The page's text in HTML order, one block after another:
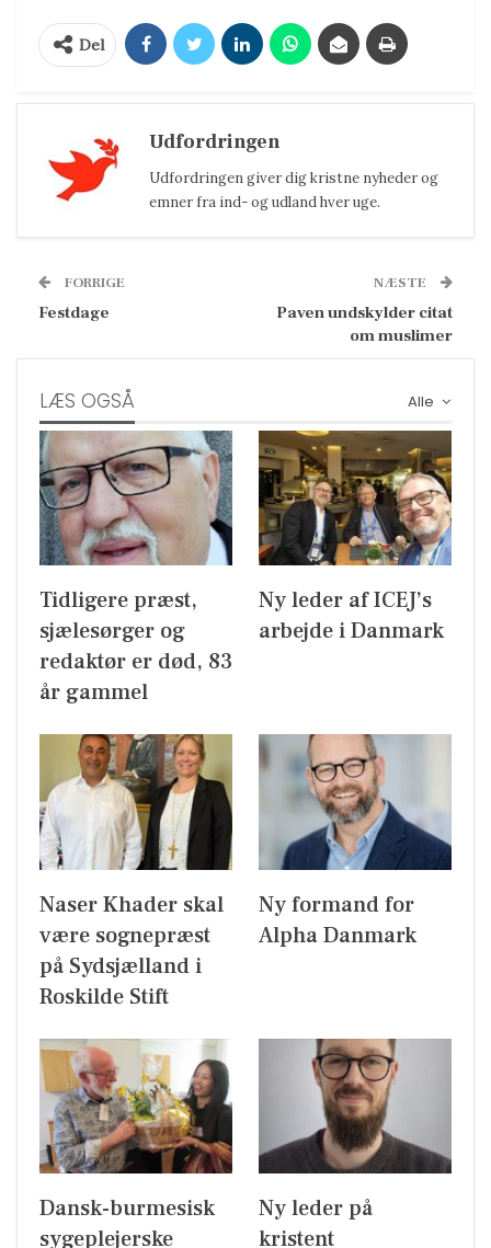
Del
Udfordringen
Udfordringen giver dig kristne nyheder og
emner fra ind- og udland hver uge.
FORRIGE
Festdage
NÆSTE
Paven undskylder citat
om muslimer
Alle
LÆS OGSÅ
Tidligere præst,
sjælesørger og
redaktør er død, 83
år gammel
Ny leder af ICEJ’s
arbejde i Danmark
Naser Khader skal
være sognepræst
på Sydsjælland i
Roskilde Stift
Ny formand for
Alpha Danmark
Dansk-burmesisk
sygeplejerske
Ny leder på
kristent